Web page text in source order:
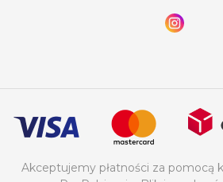
Akceptujemy płatności za pomocą